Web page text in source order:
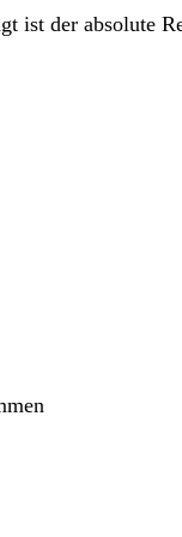
ist der absolute